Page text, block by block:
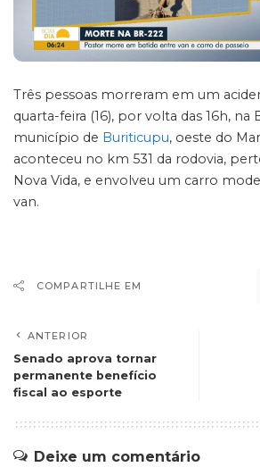
Três pessoas morreram em um
quarta-feira (16), por volta das 16h, na
município de Buriticupu, oeste do
aconteceu no km 531 da rodovia,
Nova Vida, e envolveu um carro
van.
COMPARTILHE EM
ANTERIOR
Senado aprova tornar
permanente benefício
fiscal ao esporte
Deixe um comentário